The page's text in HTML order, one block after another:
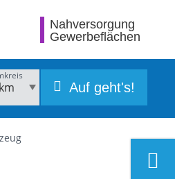
Nahversorgung
Gewerbeflächen
Auf geht's!